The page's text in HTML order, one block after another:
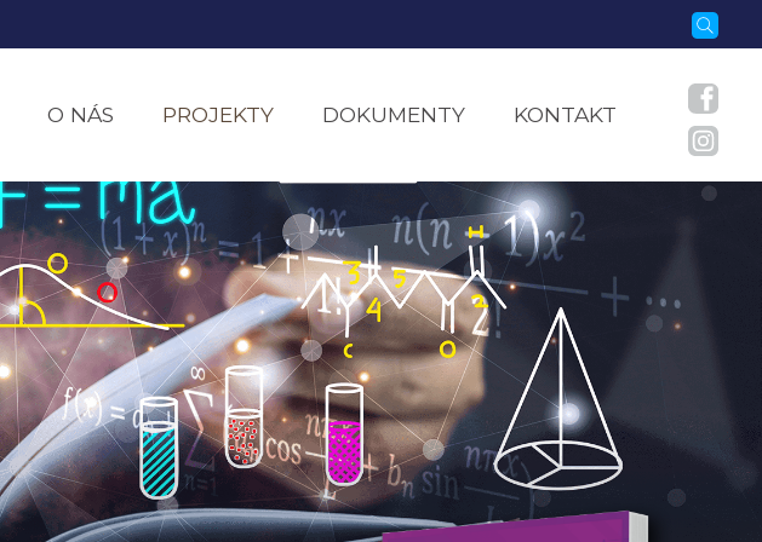
O NÁS PROJEKTY DOKUMENTY KONTAKT